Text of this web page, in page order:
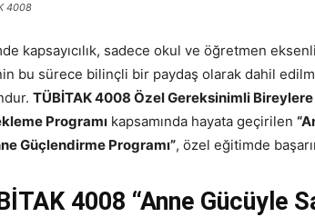
4008
kapsayıcılık, sadece okul ve öğretmen
bu sürece bilinçli bir paydaş olarak dahil
TÜBİTAK 4008 Özel Gereksinimli Bireylere
Programı kapsamında hayata geçirilen
Güçlendirme Programı”, özel eğitimde
4008 “Anne Gücüyle